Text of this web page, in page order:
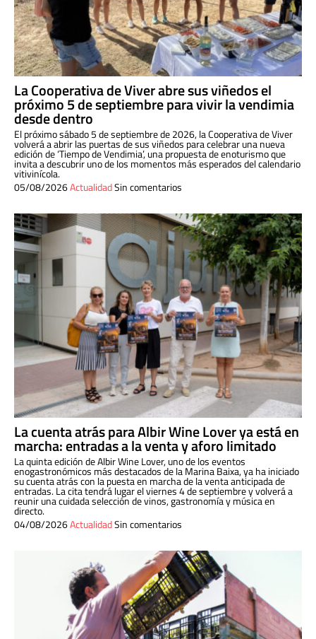
La Cooperativa de Viver abre sus viñedos el
próximo 5 de septiembre para vivir la vendimia
desde dentro
El próximo sábado 5 de septiembre de 2026, la Cooperativa de Viver
volverá a abrir las puertas de sus viñedos para celebrar una nueva
edición de ‘Tiempo de Vendimia’, una propuesta de enoturismo que
invita a descubrir uno de los momentos más esperados del calendario
vitivinícola.
05/08/2026ActualidadSin comentarios
La cuenta atrás para Albir Wine Lover ya está en
marcha: entradas a la venta y aforo limitado
La quinta edición de Albir Wine Lover, uno de los eventos
enogastronómicos más destacados de la Marina Baixa, ya ha iniciado
su cuenta atrás con la puesta en marcha de la venta anticipada de
entradas. La cita tendrá lugar el viernes 4 de septiembre y volverá a
reunir una cuidada selección de vinos, gastronomía y música en
directo.
04/08/2026ActualidadSin comentarios